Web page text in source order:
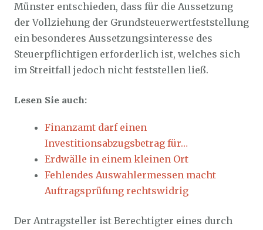
Münster entschieden, dass für die Aussetzung
der Vollziehung der Grundsteuerwertfeststellung
ein besonderes Aussetzungsinteresse des
Steuerpflichtigen erforderlich ist, welches sich
im Streitfall jedoch nicht feststellen ließ.
Lesen Sie auch:
Finanzamt darf einen
Investitionsabzugsbetrag für…
Erdwälle in einem kleinen Ort
Fehlendes Auswahlermessen macht
Auftragsprüfung rechtswidrig
Der Antragsteller ist Berechtigter eines durch